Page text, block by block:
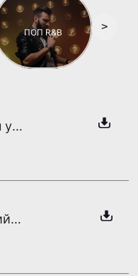
ПОП R&B >
Та Дэнзэнгийн утсанд холбогдлоо
Та Дэмбэрэлийн утсанд холбогдлоо